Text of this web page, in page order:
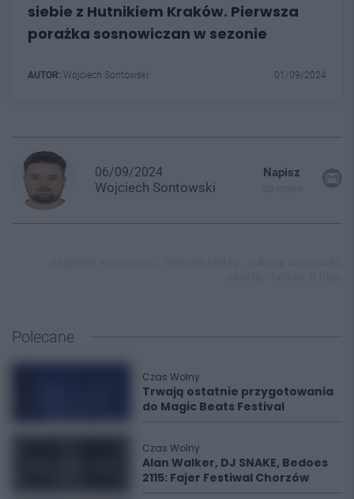
siebie z Hutnikiem Kraków. Pierwsza
porażka sosnowiczan w sezonie
AUTOR: Wojciech Sontowski 01/09/2024
06/09/2024
Wojciech Sontowski
Napisz
Polecane
Czas Wolny
Trwają ostatnie przygotowania
do Magic Beats Festival
Czas Wolny
Alan Walker, DJ SNAKE, Bedoes
2115: Fajer Festiwal Chorzów